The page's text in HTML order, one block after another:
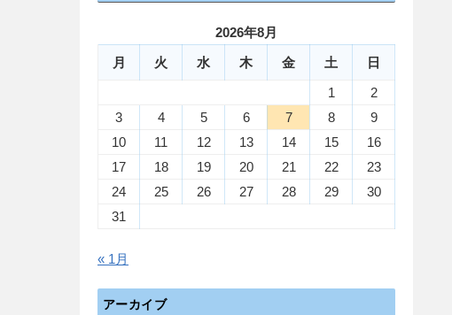
2026年8月
月
火 水 木 金 土
日
1
2
3
4 5 6 7 8
9
10
11 12 13 14 15
16
17
18 19 20 21 22
23
24
25 26 27 28 29
30
31
« 1月
アーカイブ